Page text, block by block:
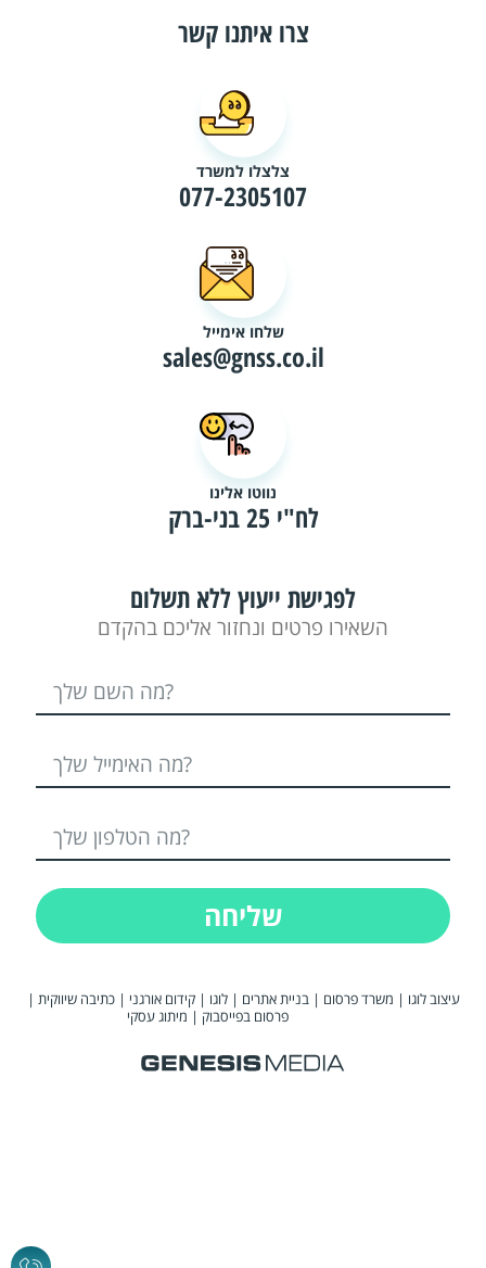
צרו איתנו קשר
צלצלו למשרד
077-2305107
שלחו אימייל
sales@gnss.co.il
נווטו אלינו
לח"י 25 בני-ברק
לפגישת ייעוץ ללא תשלום
השאירו פרטים ונחזור אליכם בהקדם
שליחה
עיצוב לוגו | משרד פרסום |בניית אתרים |לוגו |קידום אורגני |כתיבה שיווקית |
פרסום בפייסבוק | מיתוג עסקי